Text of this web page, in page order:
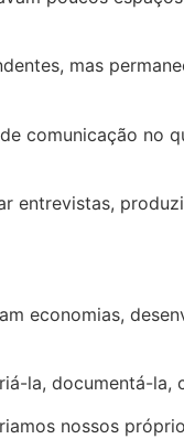
mas
comunicação no
entrevistas,
economias,
la, documentá-la,
nossos